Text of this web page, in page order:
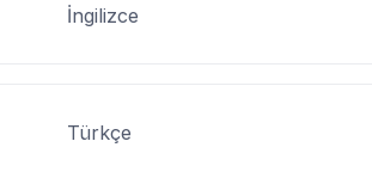
İngilizce
Türkçe